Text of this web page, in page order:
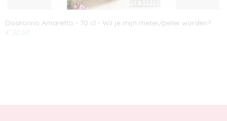
Disaronno Amaretto - 70 cl - Wil je mijn meter/peter worden?
€ 30,50